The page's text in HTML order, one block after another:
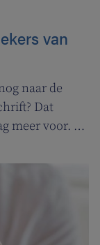
van
naar de
Dat
meer voor. In